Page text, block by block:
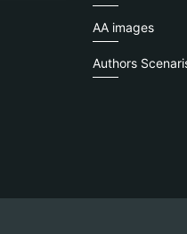
AA images
Authors